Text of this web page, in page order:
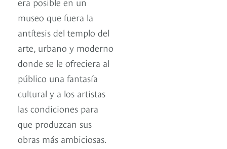
museo que fuera la
antítesis del templo del
arte, urbano y moderno
donde se le ofreciera al
público una fantasía
cultural y a los artistas
las condiciones para
que produzcan sus
obras más ambiciosas.